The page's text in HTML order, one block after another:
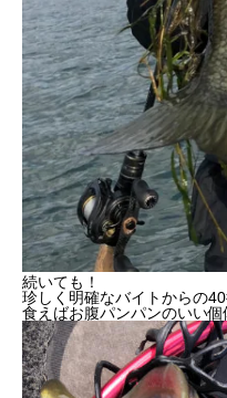
続いても！
珍しく明確なバイトからの
食えばお腹パンパンのいい個